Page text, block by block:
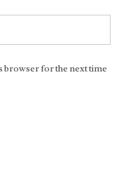
browser for the next time